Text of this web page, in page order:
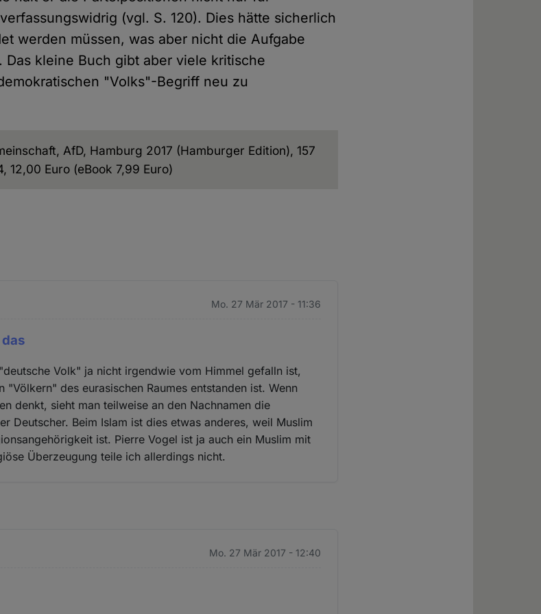
(vgl. S. 120). Dies hätte sicherlich
werden müssen, was aber nicht die Aufgabe
Das kleine Buch gibt aber viele kritische
"Volks"-Begriff neu zu
AfD, Hamburg 2017 (Hamburger Edition), 157
Euro (eBook 7,99 Euro)
Mo. 27 Mär 2017 - 11:36
Volk" ja nicht irgendwie vom Himmel gefalln ist,
"Völkern" des eurasischen Raumes entstanden ist. Wenn
denkt, sieht man teilweise an den Nachnamen die
Deutscher. Beim Islam ist dies etwas anderes, weil Muslim
ist. Pierre Vogel ist ja auch ein Muslim mit
Überzeugung teile ich allerdings nicht.
Mo. 27 Mär 2017 - 12:40